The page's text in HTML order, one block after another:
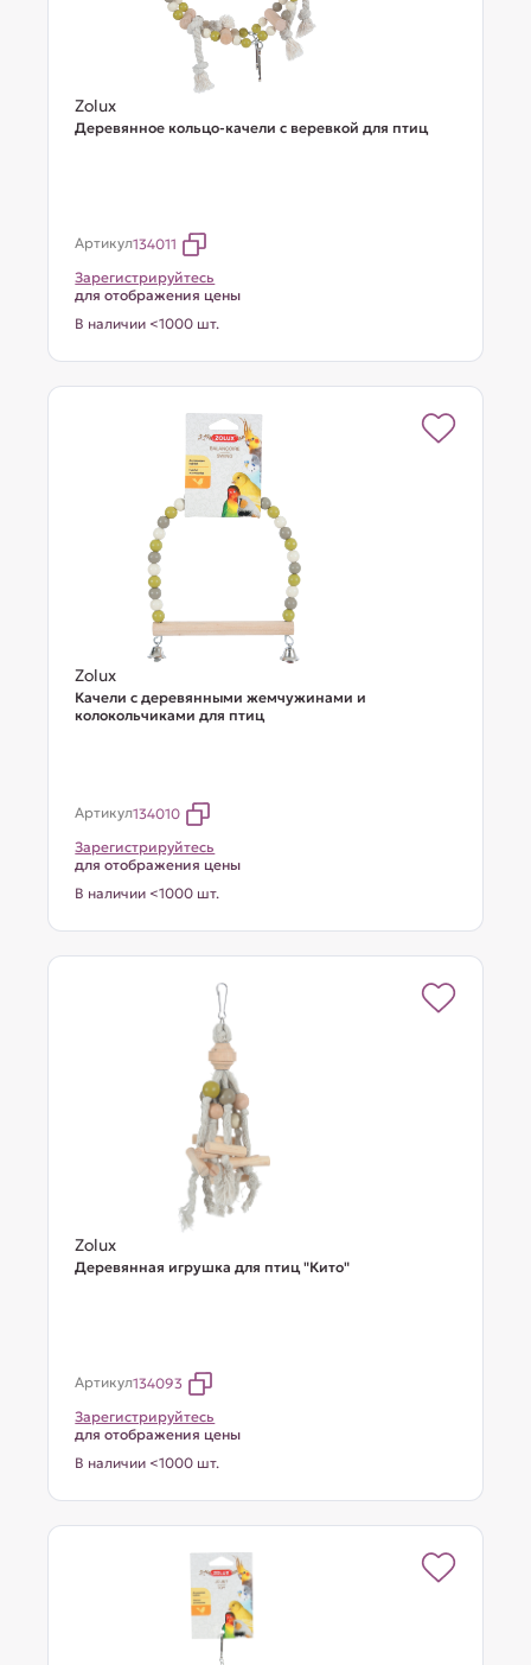
Zolux
Деревянное кольцо-качели с веревкой для птиц
Артикул134011
Зарегистрируйтесь
для отображения цены
В наличии <1000 шт.
Zolux
Качели с деревянными жемчужинами и
колокольчиками для птиц
Артикул134010
Зарегистрируйтесь
для отображения цены
В наличии <1000 шт.
Zolux
Деревянная игрушка для птиц "Кито"
Артикул134093
Зарегистрируйтесь
для отображения цены
В наличии <1000 шт.